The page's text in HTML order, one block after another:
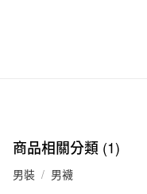
免運費
商品相關分類 (1)
男裝 男襪